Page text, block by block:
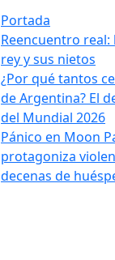
Portada
Reencuentro real:
rey y sus nietos
¿Por qué tantos
de Argentina? El
del Mundial 2026
Pánico en Moon
protagoniza
decenas de